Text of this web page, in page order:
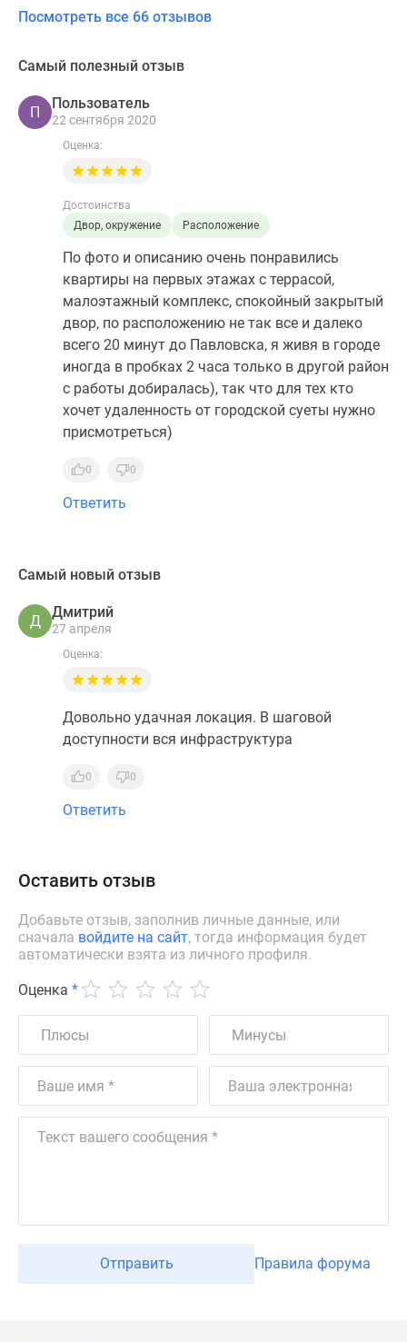
Посмотреть все 66 отзывов
Самый полезный отзыв
П
Пользователь
22 сентября 2020
Оценка:
Достоинства
Двор, окружение
Расположение
По фото и описанию очень понравились
квартиры на первых этажах с террасой,
малоэтажный комплекс, спокойный закрытый
двор, по расположению не так все и далеко
всего 20 минут до Павловска, я живя в городе
иногда в пробках 2 часа только в другой район
с работы добиралась), так что для тех кто
хочет удаленность от городской суеты нужно
присмотреться)
0 0
Ответить
Самый новый отзыв
Д
Дмитрий
27 апреля
Оценка:
Довольно удачная локация. В шаговой
доступности вся инфраструктура
0 0
Ответить
Оставить отзыв
Добавьте отзыв, заполнив личные данные, или
сначала войдите на сайт, тогда информация будет
автоматически взята из личного профиля.
Оценка *
Отправить Правила форума